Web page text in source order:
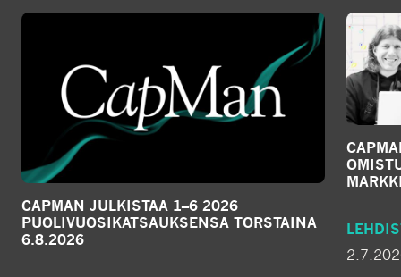
CAPMAN JULKISTAA 1–6 2026
PUOLIVUOSIKATSAUKSENSA TORSTAINA
6.8.2026